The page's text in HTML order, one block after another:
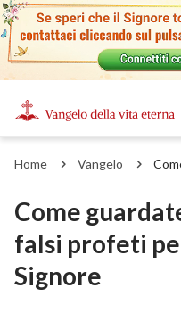
Home Vangelo
Come
falsi profeti
Signore